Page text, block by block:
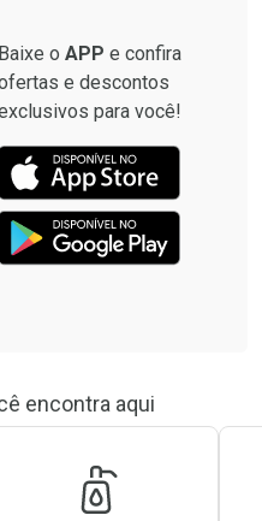
Baixe o APP e confira
e descontos
para você!
encontra aqui